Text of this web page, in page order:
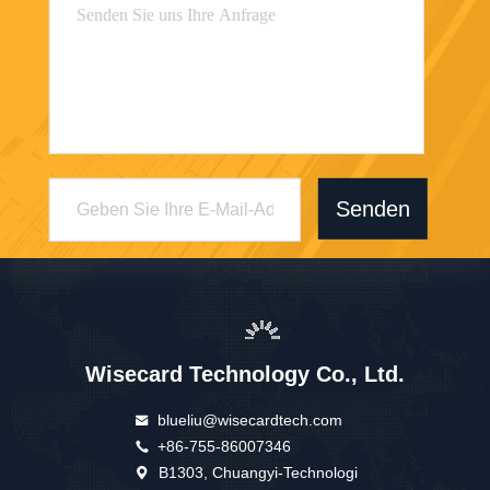
Senden
Wisecard Technology Co., Ltd.
blueliu@wisecardtech.com
+86-755-86007346
B1303, Chuangyi-Technologi